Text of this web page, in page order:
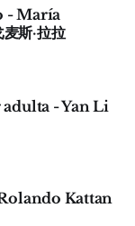
- María
斯·拉拉
adulta - Yan Li
Kattan